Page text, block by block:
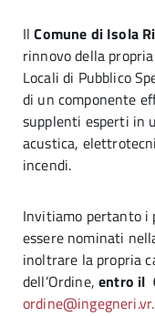
IlComune di Isola
rinnovo della
Locali di Pubblico
di un componente
supplenti esperti in
acustica,
incendi.
Invitiamo pertanto i
essere nominati
inoltrare la propria
dell’Ordine,entro il